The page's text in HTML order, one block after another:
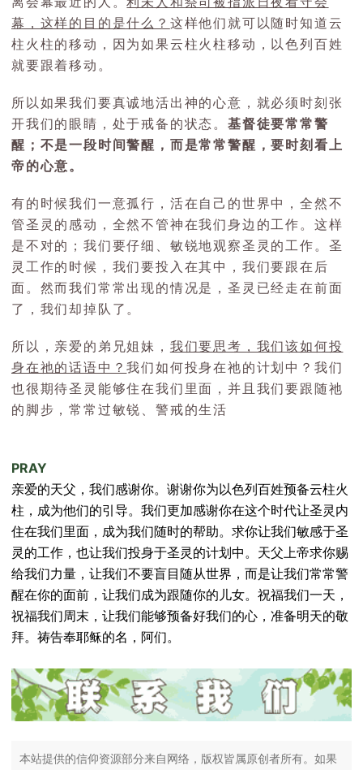
幕，这样的目的是什么？ 这样他们就可以随时知道云
柱火柱的移动，因为如果云柱火柱移动，以色列百姓
就要跟着移动。
所以如果我们要真诚地活出神的心意，就必须时刻张
开我们的眼睛，处于戒备的状态。基督徒要常常警
醒；不是一段时间警醒，而是常常警醒，要时刻看上
帝的心意。
有的时候我们一意孤行，活在自己的世界中，全然不
管圣灵的感动，全然不管神在我们身边的工作。这样
是不对的；我们要仔细、敏锐地观察圣灵的工作。圣
灵工作的时候，我们要投入在其中，我们要跟在后
面。然而我们常常出现的情况是，圣灵已经走在前面
了，我们却掉队了。
所以，亲爱的弟兄姐妹， 我们要思考，我们该如何投
身在祂的话语中？我们如何投身在祂的计划中？我们
也很期待圣灵能够住在我们里面，并且我们要跟随祂
的脚步，常常过敏锐、警戒的生活
PRAY
亲爱的天父，我们感谢你。谢谢你为以色列百姓预备云柱火
柱，成为他们的引导。我们更加感谢你在这个时代让圣灵内
住在我们里面，成为我们随时的帮助。求你让我们敏感于圣
灵的工作，也让我们投身于圣灵的计划中。天父上帝求你赐
给我们力量，让我们不要盲目随从世界，而是让我们常常警
醒在你的面前，让我们成为跟随你的儿女。祝福我们一天，
祝福我们周末，让我们能够预备好我们的心，准备明天的敬
拜。祷告奉耶稣的名，阿们。
本站提供的信仰资源部分来自网络，版权皆属原创者所有。如果